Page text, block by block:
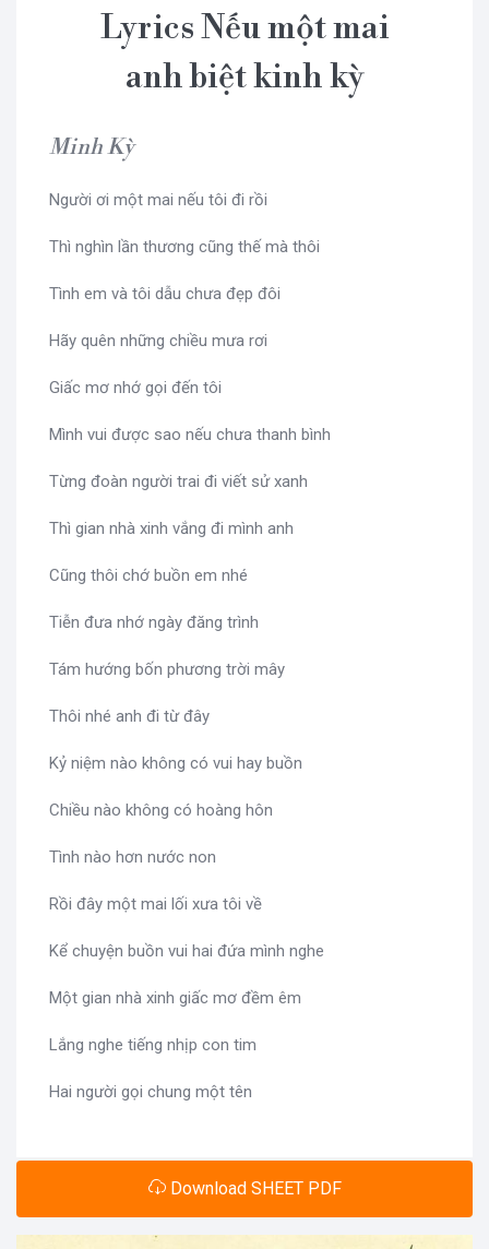
Lyrics Nếu một mai
anh biệt kinh kỳ
Minh Kỳ
Người ơi một mai nếu tôi đi rồi
Thì nghìn lần thương cũng thế mà thôi
Tình em và tôi dẫu chưa đẹp đôi
Hãy quên những chiều mưa rơi
Giấc mơ nhớ gọi đến tôi
Mình vui được sao nếu chưa thanh bình
Từng đoàn người trai đi viết sử xanh
Thì gian nhà xinh vắng đi mình anh
Cũng thôi chớ buồn em nhé
Tiễn đưa nhớ ngày đăng trình
Tám hướng bốn phương trời mây
Thôi nhé anh đi từ đây
Kỷ niệm nào không có vui hay buồn
Chiều nào không có hoàng hôn
Tình nào hơn nước non
Rồi đây một mai lối xưa tôi về
Kể chuyện buồn vui hai đứa mình nghe
Một gian nhà xinh giấc mơ đềm êm
Lắng nghe tiếng nhịp con tim
Hai người gọi chung một tên
Download SHEET PDF